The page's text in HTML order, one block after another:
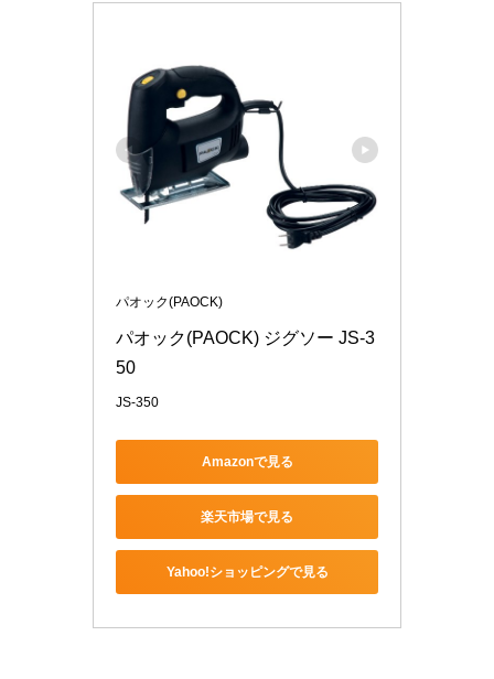
パオック(PAOCK)
パオック(PAOCK) ジグソー JS-3
50
JS-350
Amazonで見る
楽天市場で見る
Yahoo!ショッピングで見る